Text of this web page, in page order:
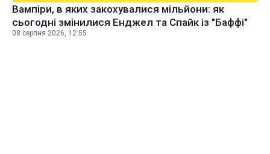
Вампіри, в яких закохувалися мільйони: як
сьогодні змінилися Енджел та Спайк із "Баффі"
08 серпня 2026, 12:55